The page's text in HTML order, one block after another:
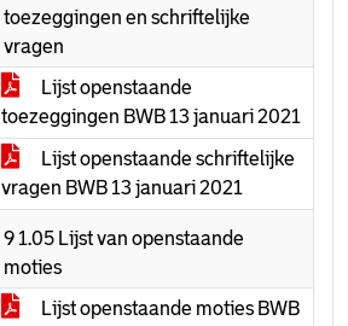
toezeggingen en schriftelijke
vragen
Lijst openstaande
toezeggingen BWB 13 januari 2021
Lijst openstaande schriftelijke
vragen BWB 13 januari 2021
9 1.05 Lijst van openstaande
moties
Lijst openstaande moties BWB